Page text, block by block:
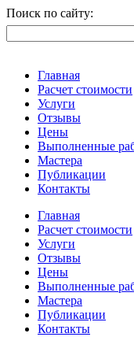
Поиск по сайту:
Главная
Расчет стоимости
Услуги
Отзывы
Цены
Выполненные
Мастера
Публикации
Контакты
Главная
Расчет стоимости
Услуги
Отзывы
Цены
Выполненные
Мастера
Публикации
Контакты